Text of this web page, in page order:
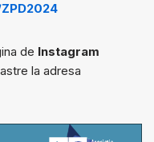
de Instagram
la adresa